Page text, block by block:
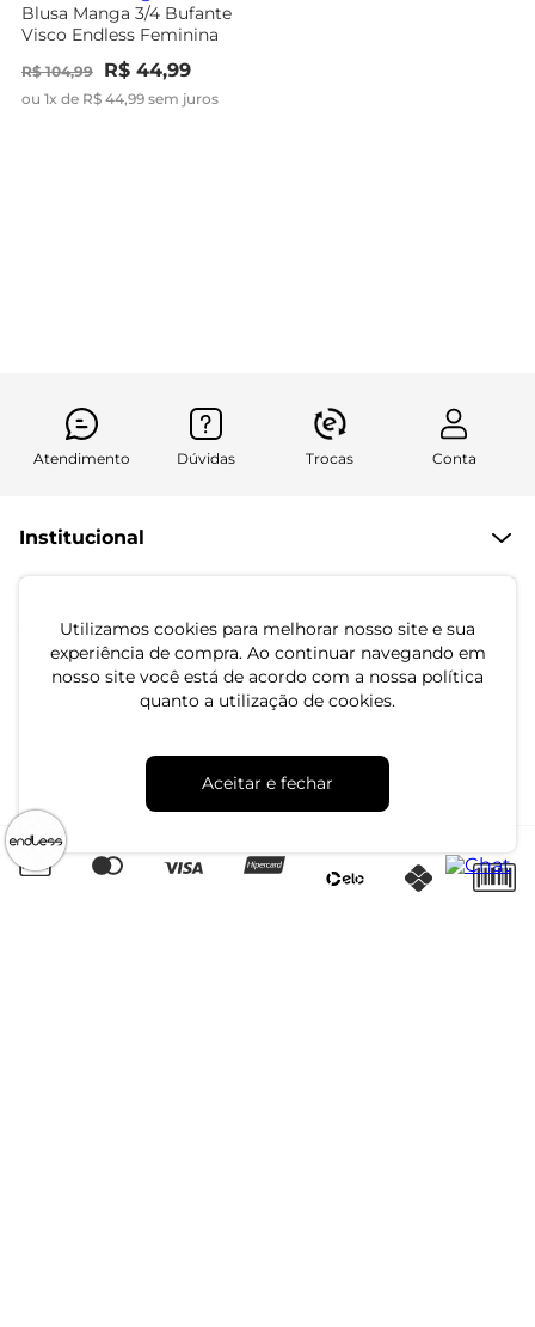
Utilizamos cookies para melhorar nosso site e sua
experiência de compra. Ao continuar navegando em
nosso site você está de acordo com a nossa política
quanto a utilização de cookies.
Aceitar e fechar
Blusa Manga 3/4 Bufante
Visco Endless Feminina
R$ 104,99 R$ 44,99
ou 1x de R$ 44,99 sem juros
Atendimento Dúvidas Trocas Conta
Institucional
Quem Somos
Políticas de Privacidade
Formas de Pagamento
Formas de Entrega
Regulamento de Promoções
Quero Revender
Canal de Denúncias | Ética
Atendimento
Dúvidas Frequentes
Fale conosco pelo WhatsApp
Trocas e Devoluções